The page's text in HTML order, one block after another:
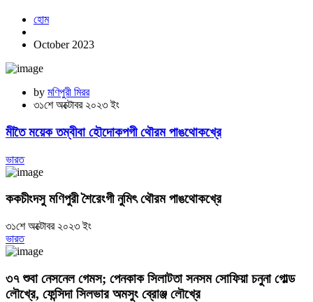
হোম
October 2023
by মণিপুরী মিরর
৩১শে অক্টোবর ২০২৩ ইং
মীতৈ ময়েক তম্বীবা হৌদোকপগী থৌরম পাঙথোকখ্রে
ভারত
ককচীংদসু মণিপুরী শৈরেংগী নুমিৎ থৌরম পাঙথোকখ্রে
৩১শে অক্টোবর ২০২৩ ইং
ভারত
৩৭ শুবা নেসনেল গেমস; পেনকাক সিলাটতা সনসম সোফিয়া চনুনা গোল্ড
লৌখ্রে, ফেন্সিদা সিলভার অমসুং ব্রোঞ্জ লৌখ্রে